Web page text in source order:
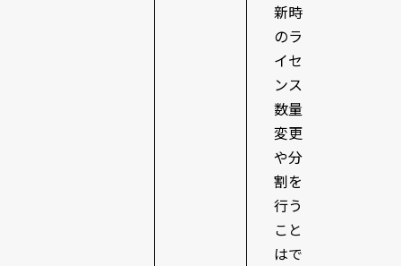
新時
のラ
イセ
ンス
数量
変更
や分
割を
行う
こと
はで